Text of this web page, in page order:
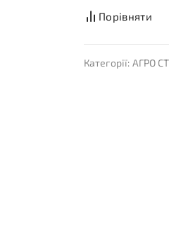
Порівняти
Категорії: АГРО